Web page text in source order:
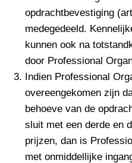
opdrachtbevestiging
medegedeeld.
kunnen ook na
door Professional
Indien Professional
overeengekomen zijn
behoeve van de
sluit met een derde en
prijzen, dan is
met onmiddellijke